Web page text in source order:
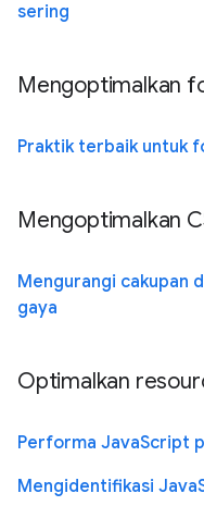
sering
Mengoptimalkan
Praktik terbaik untuk
Mengoptimalkan
Mengurangi cakupan
gaya
Optimalkan
Performa JavaScript
Mengidentifikasi